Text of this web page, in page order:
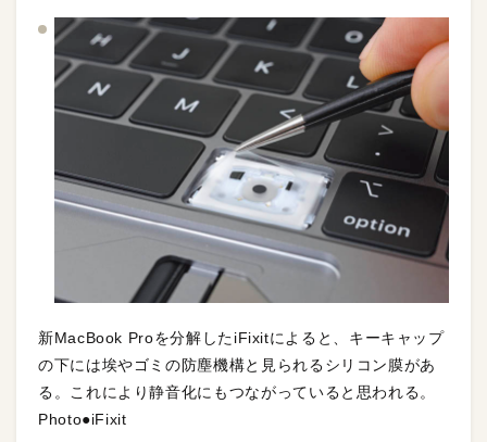
新MacBook Proを分解したiFixitによると、キーキャップ
の下には埃やゴミの防塵機構と見られるシリコン膜があ
る。これにより静音化にもつながっていると思われる。
Photo●iFixit